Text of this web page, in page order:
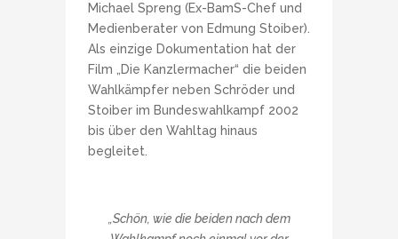
Michael Spreng (Ex-BamS-Chef und
Medienberater von Edmung Stoiber).
Als einzige Dokumentation hat der
Film „Die Kanzlermacher“ die beiden
Wahlkämpfer neben Schröder und
Stoiber im Bundeswahlkampf 2002
bis über den Wahltag hinaus
begleitet.
„Schön, wie die beiden nach dem